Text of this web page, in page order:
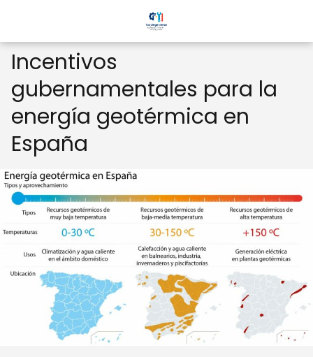
Incentivos
gubernamentales para la
energía geotérmica en
España